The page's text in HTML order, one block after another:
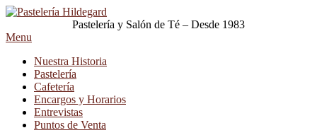
Pastelería y Salón de Té – Desde 1983
Menu
Nuestra Historia
Pastelería
Cafetería
Encargos y Horarios
Entrevistas
Puntos de Venta